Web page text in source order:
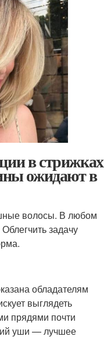
в стрижках
ожидают в
волосы. В любом
задачу
обладателям
выглядеть
прядями почти
уши — лучшее